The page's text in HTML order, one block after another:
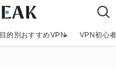
目的別おすすめVPN VPN初心